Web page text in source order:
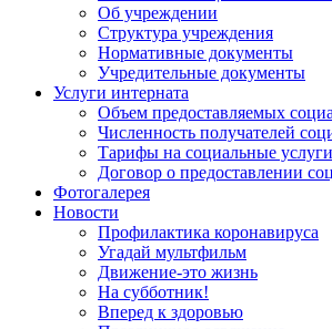
Об учреждении
Структура учреждения
Нормативные документы
Учредительные документы
Услуги интерната
Объем предоставляемых
Численность получателей
Тарифы на социальные услуги
Договор о предоставлении
Фотогалерея
Новости
Профилактика коронавируса
Угадай мультфильм
Движение-это жизнь
На субботник!
Вперед к здоровью